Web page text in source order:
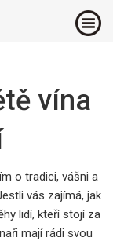
vína
o tradici, vášni a
vás zajímá, jak
lidí, kteří stojí za
mají rádi svou